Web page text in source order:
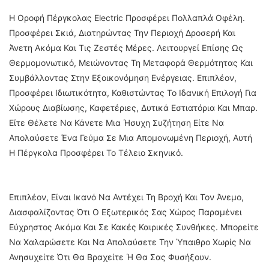
Η Οροφή Πέργκολας Electric Προσφέρει Πολλαπλά Οφέλη.
Προσφέρει Σκιά, Διατηρώντας Την Περιοχή Δροσερή Και
Άνετη Ακόμα Και Τις Ζεστές Μέρες. Λειτουργεί Επίσης Ως
Θερμομονωτικό, Μειώνοντας Τη Μεταφορά Θερμότητας Και
Συμβάλλοντας Στην Εξοικονόμηση Ενέργειας. Επιπλέον,
Προσφέρει Ιδιωτικότητα, Καθιστώντας Το Ιδανική Επιλογή Για
Χώρους Διαβίωσης, Καφετέριες, Δυτικά Εστιατόρια Και Μπαρ.
Είτε Θέλετε Να Κάνετε Μια Ήσυχη Συζήτηση Είτε Να
Απολαύσετε Ένα Γεύμα Σε Μια Απομονωμένη Περιοχή, Αυτή
Η Πέργκολα Προσφέρει Το Τέλειο Σκηνικό.
Επιπλέον, Είναι Ικανό Να Αντέχει Τη Βροχή Και Τον Άνεμο,
Διασφαλίζοντας Ότι Ο Εξωτερικός Σας Χώρος Παραμένει
Εύχρηστος Ακόμα Και Σε Κακές Καιρικές Συνθήκες. Μπορείτε
Να Χαλαρώσετε Και Να Απολαύσετε Την Ύπαιθρο Χωρίς Να
Ανησυχείτε Ότι Θα Βραχείτε Ή Θα Σας Φυσήξουν.